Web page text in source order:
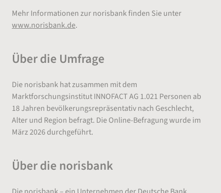
Mehr Informationen zur norisbank finden Sie unter
www.norisbank.de.
Über die Umfrage
Die norisbank hat zusammen mit dem
Marktforschungsinstitut INNOFACT AG 1.021 Personen ab
18 Jahren bevölkerungsrepräsentativ nach Geschlecht,
Alter und Region befragt. Die Online-Befragung wurde im
März 2026 durchgeführt.
Über die norisbank